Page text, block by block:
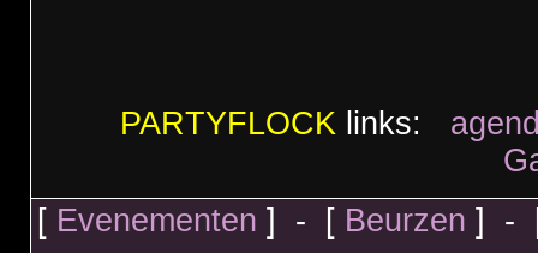
PARTYFLOCK links:
[ Evenementen ] - [ Beurzen ] -